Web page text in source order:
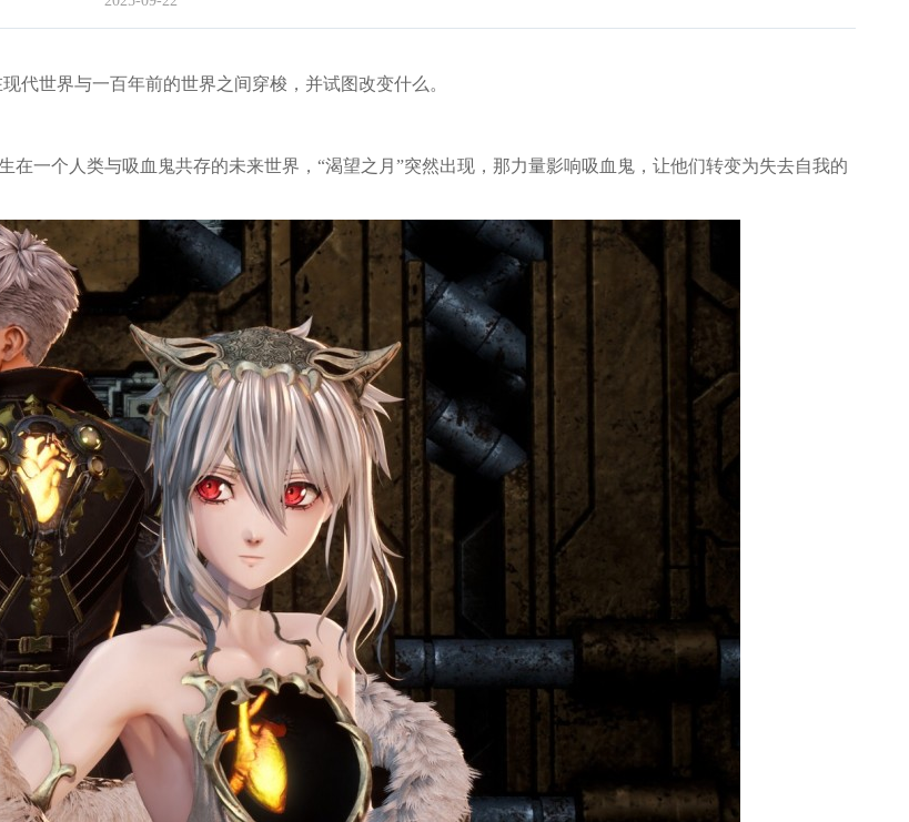
代世界与一百年前的世界之间穿梭，并试图改变什么。
在一个人类与吸血鬼共存的未来世界，“渴望之月”突然出现，那力量影响吸血鬼，让他们转变为失去自我的